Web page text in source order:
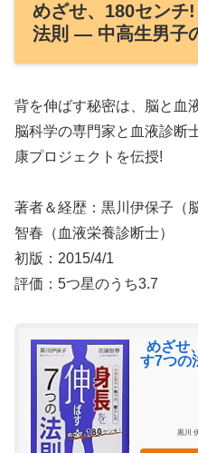
めざせ、180センチ
法則 ― 中高生男子
背を伸ばす秘密は、脳と血
脳科学の専門家と血液診断
康プロジェクトを伝授!
著者＆経歴：黒川伊保子（
智春（血液栄養診断士）
初版：2015/4/1
評価：5つ星のうち3.7
めざせ
す7つの
黒川